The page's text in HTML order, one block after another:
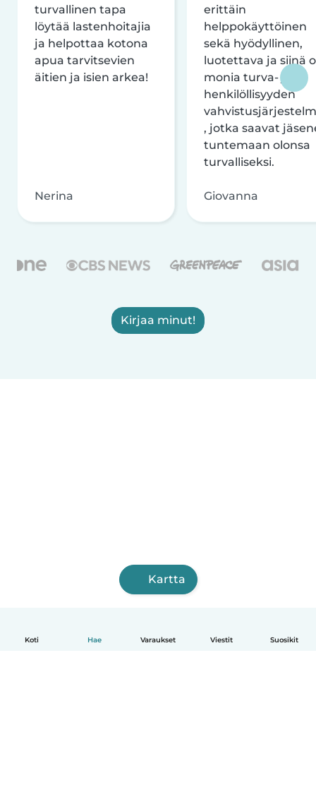
Koti Hae Varaukset Viestit Suosikit
turvallinen tapa
löytää lastenhoitajia
ja helpottaa kotona
apua tarvitsevien
äitien ja isien arkea!
Nerina
erittäin
helppokäyttöinen
sekä hyödyllinen,
luotettava ja siinä
monia turva- ja
henkilöllisyyden
, jotka saavat
tuntemaan olonsa
turvalliseksi.
Giovanna
Kirjaa minut!
Kartta